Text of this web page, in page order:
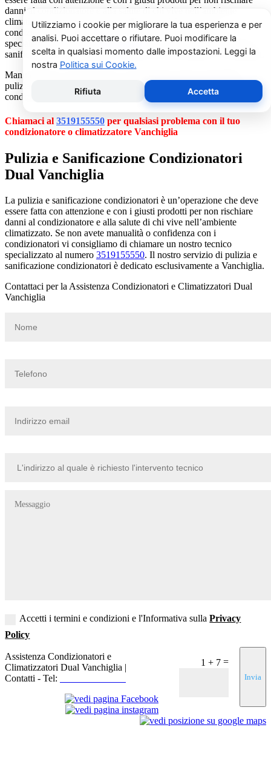
danni al condizionatore e alla salute di chi vive nell’ambiente
climatizzato. Se non avete manualità o confidenza con i
condizionatori vi consigliamo di chiamare un nostro tecnico
specializzato al numero3519155550. Il nostro servizio di pulizia e
sanificazione condizionatori è dedicato esclusivamente a Vanchiglia.
Manutenzione condizionatori e climatizzatori Dual Vanchiglia,
pulizia condizionatori, riparazione condizionatori d’aria, ricarica gas
condizionatori Dual Vanchiglia.
Chiamaci al 3519155550 per qualsiasi problema con il tuo
condizionatore o climatizzatore Vanchiglia
Pulizia e Sanificazione Condizionatori
Dual Vanchiglia
La pulizia e sanificazione condizionatori è un’operazione che deve
essere fatta con attenzione e con i giusti prodotti per non rischiare
danni al condizionatore e alla salute di chi vive nell’ambiente
climatizzato. Se non avete manualità o confidenza con i
condizionatori vi consigliamo di chiamare un nostro tecnico
specializzato al numero 3519155550. Il nostro servizio di pulizia e
sanificazione condizionatori è dedicato esclusivamente a Vanchiglia.
Contattaci per la Assistenza Condizionatori e Climatizzatori Dual
Vanchiglia
Accetti i termini e condizioni e l'Informativa sullaPrivacy
Policy
1 + 7 =
Invia
Assistenza Condizionatori e
Climatizzatori Dual Vanchiglia |
Contatti - Tel: